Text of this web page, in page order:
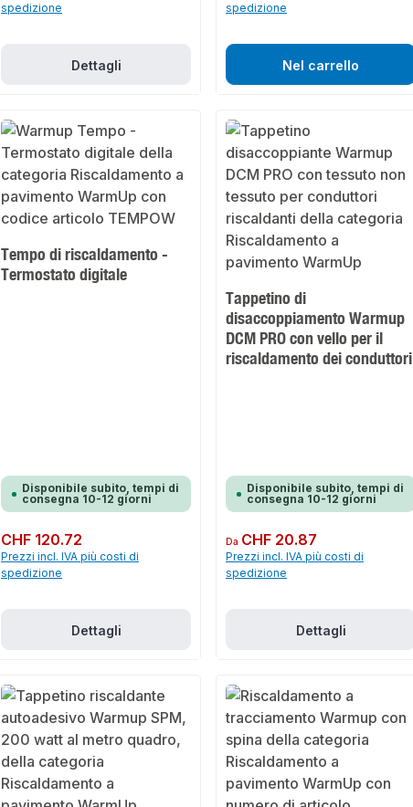
spedizione
Dettagli
spedizione
Nel carrello
Tempo di riscaldamento -
Termostato digitale
Disponibile subito, tempi di
consegna 10-12 giorni
Prezzo normale:
CHF 120.72
Prezzi incl. IVA più costi di
spedizione
Dettagli
Tappetino di
disaccoppiamento Warmup
DCM PRO con vello per il
riscaldamento dei conduttori
Disponibile subito, tempi di
consegna 10-12 giorni
Prezzo normale:
Da CHF 20.87
Prezzi incl. IVA più costi di
spedizione
Dettagli